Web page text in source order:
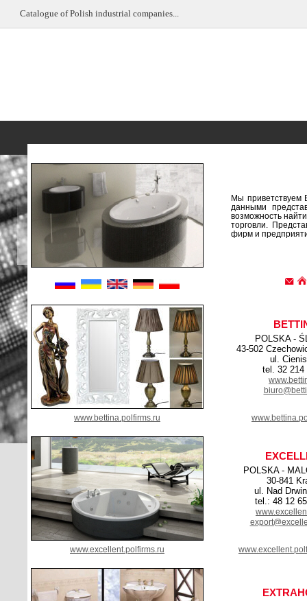
Catalogue of Polish industrial companies...
Мы приветствуем
данными
возможность
торговли.
фирм и
POLSKA -
43-502
ul.
tel. 32 214
www.bettina.polfirms.ru
POLSKA -
30-841
ul. Nad
tel.: 48 12
www.excellent.polfirms.ru